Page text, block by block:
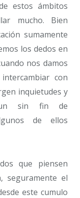
estos ámbitos
mucho. Bien
sumamente
los dedos en
nos damos
con
inquietudes y
un sin fin de
de ellos
que piensen
seguramente el
este cumulo